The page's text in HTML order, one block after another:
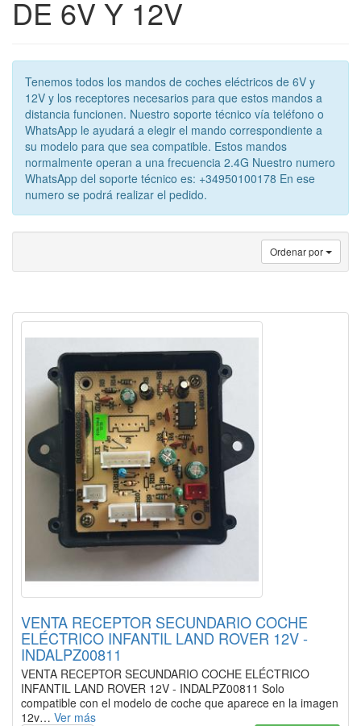
DE 6V Y 12V
Tenemos todos los mandos de coches eléctricos de 6V y
12V y los receptores necesarios para que estos mandos a
distancia funcionen. Nuestro soporte técnico vía teléfono o
WhatsApp le ayudará a elegir el mando correspondiente a
su modelo para que sea compatible. Estos mandos
normalmente operan a una frecuencia 2.4G Nuestro numero
WhatsApp del soporte técnico es: +34950100178 En ese
numero se podrá realizar el pedido.
Ordenar por
VENTA RECEPTOR SECUNDARIO COCHE
ELÉCTRICO INFANTIL LAND ROVER 12V -
INDALPZ00811
VENTA RECEPTOR SECUNDARIO COCHE ELÉCTRICO
INFANTIL LAND ROVER 12V - INDALPZ00811 Solo
compatible con el modelo de coche que aparece en la imagen
12v… Ver más